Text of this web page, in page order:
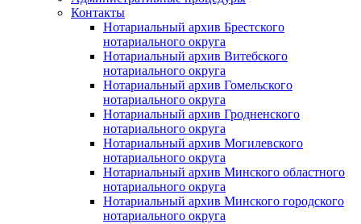
Контакты
Нотариальный архив Брестского
нотариального округа
Нотариальный архив Витебского
нотариального округа
Нотариальный архив Гомельского
нотариального округа
Нотариальный архив Гродненского
нотариального округа
Нотариальный архив Могилевского
нотариального округа
Нотариальный архив Минского областного
нотариального округа
Нотариальный архив Минского городского
нотариального округа